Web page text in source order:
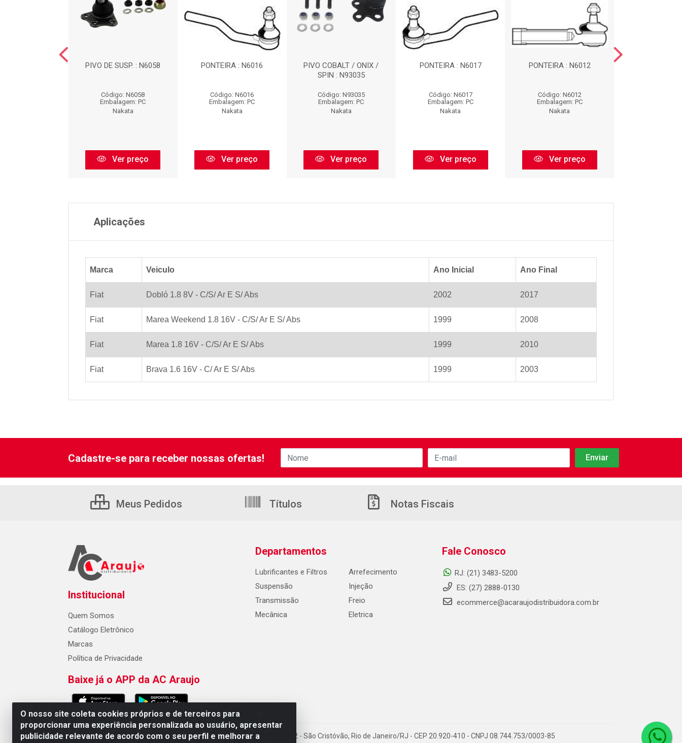
PIVO DE SUSP. : N6058
Código: N6058
Embalagem: PC
Nakata
Ver preço
PONTEIRA : N6016
Código: N6016
Embalagem: PC
Nakata
Ver preço
PIVO COBALT / ONIX /
SPIN : N93035
Código: N93035
Embalagem: PC
Nakata
Ver preço
PONTEIRA : N6017
Código: N6017
Embalagem: PC
Nakata
Ver preço
PONTEIRA : N6012
Código: N6012
Embalagem: PC
Nakata
Ver preço
Aplicações
Marca Veiculo Ano Inicial Ano Final
Fiat Dobló 1.8 8V - C/S/ Ar E S/ Abs 2002 2017
Fiat Marea Weekend 1.8 16V - C/S/ Ar E S/ Abs 1999 2008
Fiat Marea 1.8 16V - C/S/ Ar E S/ Abs 1999 2010
Fiat Brava 1.6 16V - C/ Ar E S/ Abs 1999 2003
O nosso site coleta cookies próprios e de terceiros para
proporcionar uma experiência personalizada ao usuário, apresentar
publicidade relevante de acordo com o seu perfil e melhorar a
Cadastre-se para receber nossas ofertas!
Meus Pedidos Títulos Notas Fiscais
Institucional
Quem Somos
Catálogo Eletrônico
Marcas
Política de Privacidade
Baixe já o APP da AC Araujo
Departamentos
Lubrificantes e Filtros
Suspensão
Transmissão
Mecânica
Arrefecimento
Injeção
Freio
Eletrica
Fale Conosco
RJ: (21) 3483-5200
ES: (27) 2888-0130
ecommerce@acaraujodistribuidora.com.br
AC Araujo Distribuidora - Rua Carneiro de Campos, 42 - São Cristóvão, Rio de Janeiro/RJ - CEP 20.920-410 - CNPJ 08.744.753/0003-85